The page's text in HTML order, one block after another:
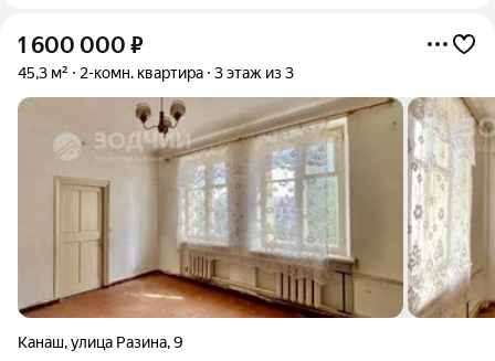
1 600 000 ₽
45,3 м² 2-комн. квартира 3 этаж из 3
Канаш,улица Разина,9